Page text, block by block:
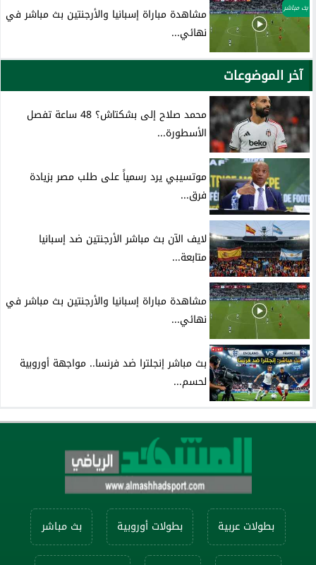
بث مباشر
مشاهدة مباراة إسبانيا والأرجنتين بث مباشر في
نهائي...
آخر الموضوعات
محمد صلاح إلى بشكتاش؟ 48 ساعة تفصل
الأسطورة...
موتسيبي يرد رسمياً على طلب مصر بزيادة
فرق...
لايف الآن بث مباشر الأرجنتين ضد إسبانيا
متابعة...
مشاهدة مباراة إسبانيا والأرجنتين بث مباشر في
نهائي...
بث مباشر إنجلترا ضد فرنسا.. مواجهة أوروبية
لحسم...
بطولات عربية بطولات أوروبية بث مباشر